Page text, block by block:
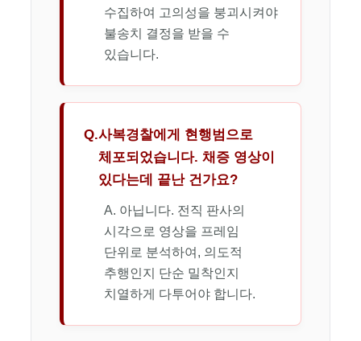
수집하여 고의성을 붕괴시켜야
불송치 결정을 받을 수
있습니다.
Q.사복경찰에게 현행범으로
체포되었습니다. 채증 영상이
있다는데 끝난 건가요?
A. 아닙니다. 전직 판사의
시각으로 영상을 프레임
단위로 분석하여, 의도적
추행인지 단순 밀착인지
치열하게 다투어야 합니다.